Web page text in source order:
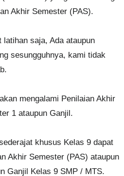
Akhir Semester (PAS).
latihan saja, Ada ataupun
sesungguhnya, kami tidak
mengalami Penilaian Akhir
1 ataupun Ganjil.
khusus Kelas 9 dapat
Akhir Semester (PAS) ataupun
Ganjil Kelas 9 SMP / MTS.